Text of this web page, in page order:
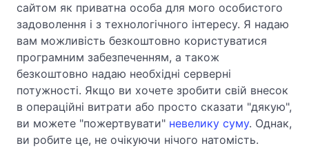
сайтом як приватна особа для мого особистого
задоволення і з технологічного інтересу. Я надаю
вам можливість безкоштовно користуватися
програмним забезпеченням, а також
безкоштовно надаю необхідні серверні
потужності. Якщо ви хочете зробити свій внесок
в операційні витрати або просто сказати "дякую",
ви можете "пожертвувати" невелику суму. Однак,
ви робите це, не очікуючи нічого натомість.